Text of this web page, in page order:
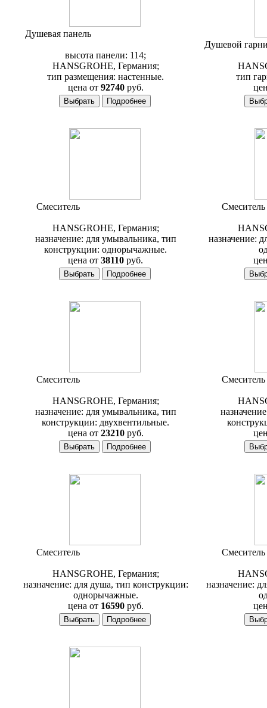
Душевая панель
высота панели: 114;
HANSGROHE, Германия;
тип размещения: настенные.
цена от92740 руб.
Душевой
тип
Смеситель
HANSGROHE, Германия;
назначение: для умывальника, тип
конструкции: однорычажные.
цена от 38110 руб.
Смеситель
назначение:
Смеситель
HANSGROHE, Германия;
назначение: для умывальника, тип
конструкции: двухвентильные.
цена от23210 руб.
Смеситель
Смеситель
HANSGROHE, Германия;
назначение: для душа, тип конструкции:
однорычажные.
цена от16590 руб.
Смеситель
назначение: